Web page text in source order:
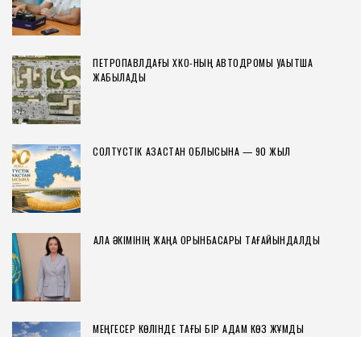
ПЕТРОПАВЛДАҒЫ ХҚКО-НЫҢ АВТОДРОМЫ УАҚЫТША
ЖАБЫЛАДЫ
СОЛТҮСТІК ҚАЗАҚСТАН ОБЛЫСЫНА — 90 ЖЫЛ
ҚАЛА ӘКІМІНІҢ ЖАҢА ОРЫНБАСАРЫ ТАҒАЙЫНДАЛДЫ
МЕҢГЕСЕР КӨЛІНДЕ ТАҒЫ БІР АДАМ КӨЗ ЖҰМДЫ